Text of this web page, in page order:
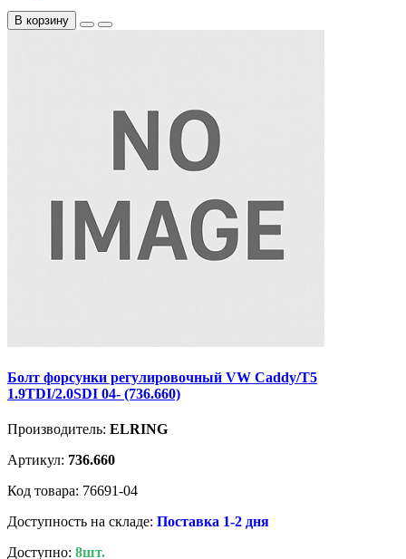
В корзину
Болт форсунки регулировочный VW Caddy/T5
1.9TDI/2.0SDI 04- (736.660)
Производитель: ELRING
Артикул: 736.660
Код товара: 76691-04
Доступность на складе: Поставка 1-2 дня
Доступно: 8шт.